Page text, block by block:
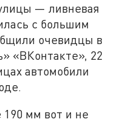
— ливневая
с большим
очевидцы в
«ВКонтакте», 22
автомобили
мм вот и не